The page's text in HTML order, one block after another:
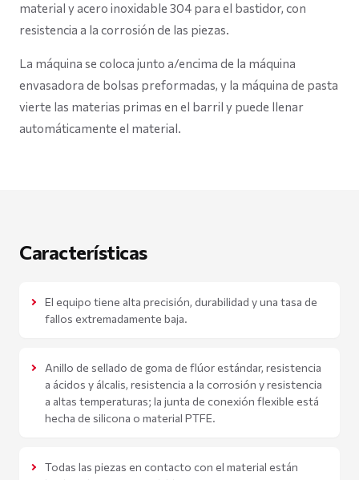
material y acero inoxidable 304 para el bastidor, con
resistencia a la corrosión de las piezas.
La máquina se coloca junto a/encima de la máquina
envasadora de bolsas preformadas, y la máquina de pasta
vierte las materias primas en el barril y puede llenar
automáticamente el material.
Características
El equipo tiene alta precisión, durabilidad y una tasa de
fallos extremadamente baja.
Anillo de sellado de goma de flúor estándar, resistencia
a ácidos y álcalis, resistencia a la corrosión y resistencia
a altas temperaturas; la junta de conexión flexible está
hecha de silicona o material PTFE.
Todas las piezas en contacto con el material están